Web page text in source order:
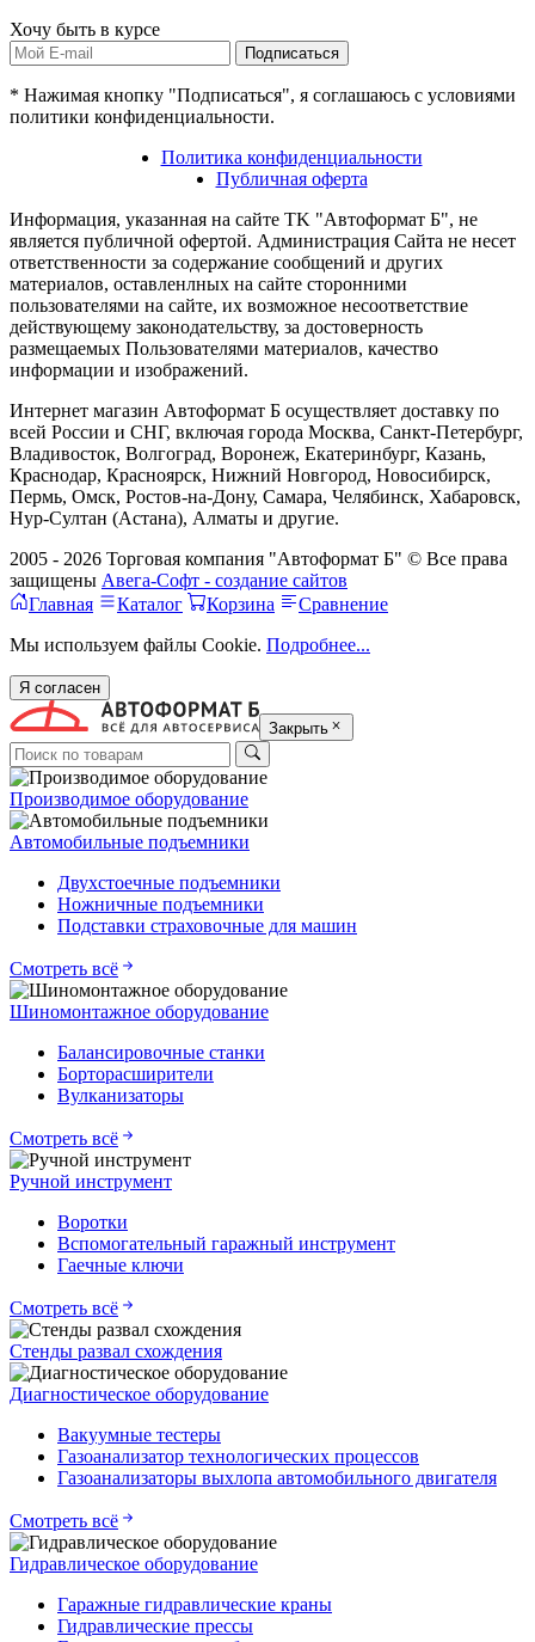
Хочу быть в курсе
Подписаться
* Нажимая кнопку "Подписаться", я соглашаюсь с условиями
политики конфиденциальности.
Политика конфиденциальности
Публичная оферта
Информация, указанная на сайте TK "Автоформат Б", не
является публичной офертой. Администрация Сайта не несет
ответственности за содержание сообщений и других
материалов, оставленлных на сайте сторонними
пользователями на сайте, их возможное несоответствие
действующему законодательству, за достоверность
размещаемых Пользователями материалов, качество
информации и изображений.
Интернет магазин Автоформат Б осуществляет доставку по
всей России и СНГ, включая города Москва, Санкт-Петербург,
Владивосток, Волгоград, Воронеж, Екатеринбург, Казань,
Краснодар, Красноярск, Нижний Новгород, Новосибирск,
Пермь, Омск, Ростов-на-Дону, Самара, Челябинск, Хабаровск,
Нур-Султан (Астана), Алматы и другие.
2005 - 2026 Торговая компания "Автоформат Б" © Все права
защищены Авега-Софт - создание сайтов
Главная
Каталог Корзина
Сравнение
Мы используем файлы Cookie. Подробнее...
Я согласен
Закрыть
Производимое оборудование
Автомобильные подъемники
Двухстоечные подъемники
Ножничные подъемники
Подставки страховочные для машин
Смотреть всё
Шиномонтажное оборудование
Балансировочные станки
Борторасширители
Вулканизаторы
Смотреть всё
Ручной инструмент
Воротки
Вспомогательный гаражный инструмент
Гаечные ключи
Смотреть всё
Стенды развал схождения
Диагностическое оборудование
Вакуумные тестеры
Газоанализатор технологических процессов
Газоанализаторы выхлопа автомобильного двигателя
Смотреть всё
Гидравлическое оборудование
Гаражные гидравлические краны
Гидравлические прессы